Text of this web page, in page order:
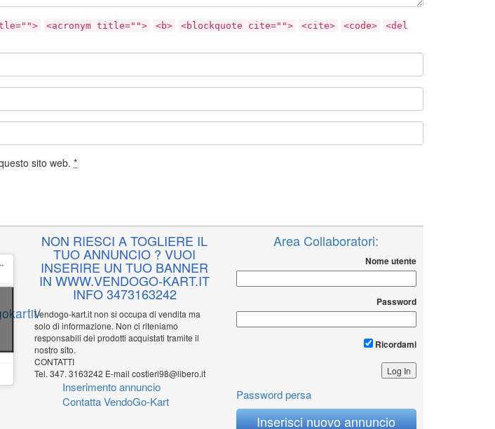
<acronym title=""> <b> <blockquote cite=""> <cite> <code>
<del
sito web. *
NON RIESCI A TOGLIERE IL
TUO ANNUNCIO ? VUOI
INSERIRE UN TUO BANNER
IN WWW.VENDOGO-KART.IT
INFO 3473163242
Vendogo-kart.it non si occupa di vendita ma
solo di informazione. Non ci riteniamo
responsabili dei prodotti acquistati tramite il
nostro sito.
CONTATTI
Tel. 347. 3163242 E-mail costieri98@libero.it
Inserimento annuncio
Contatta VendoGo-Kart
Area Collaboratori:
Nome utente
Password
Ricordami
Password persa
Inserisci nuovo annuncio